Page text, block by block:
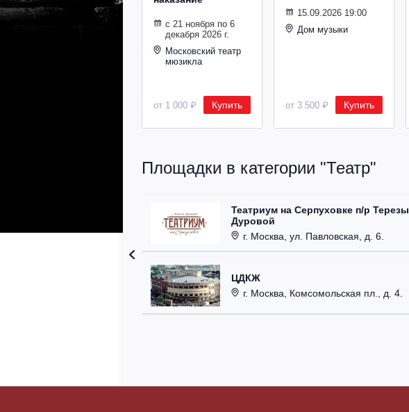
с 21 ноября по 6
декабря 2026 г.
Московский театр
мюзикла
от 1 000 ₽ Купить
15.09.2026 19:00
Дом музыки
от 3 500 ₽ Купить
Площадки в категории "Театр"
Театриум на Серпуховке п/р Терезы
Дуровой
г. Москва, ул. Павловская, д. 6.
ЦДКЖ
г. Москва, Комсомольская пл., д. 4.